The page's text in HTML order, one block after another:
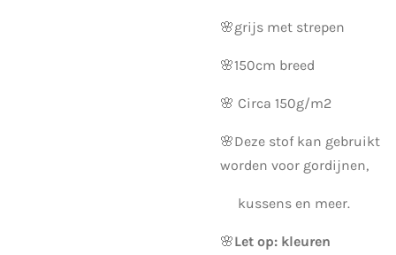
🌸grijs met strepen
🌸150cm breed
🌸 Circa 150g/m2
🌸Deze stof kan gebruikt
worden voor gordijnen,
kussens en meer.
🌸Let op: kleuren